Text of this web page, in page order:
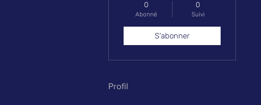
0
Abonné
0
Suivi
S'abonner
Profil